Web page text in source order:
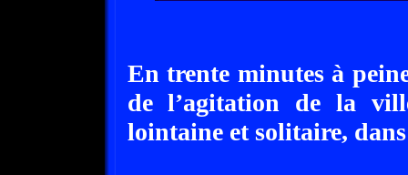
En trente minutes à
de l’agitation de la
lointaine et solitaire,